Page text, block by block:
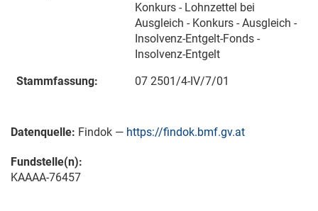
Konkurs - Lohnzettel bei
Ausgleich - Konkurs - Ausgleich -
Insolvenz-Entgelt-Fonds -
Insolvenz-Entgelt
Stammfassung:
07 2501/4-IV/7/01
Datenquelle: Findok — https://findok.bmf.gv.at
Fundstelle(n):
KAAAA-76457